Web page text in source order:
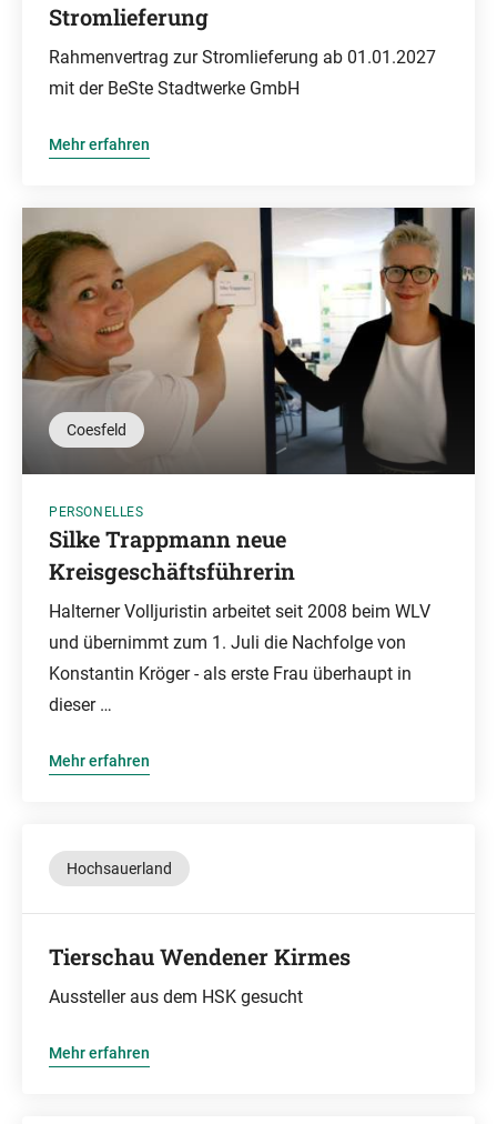
Stromlieferung
Rahmenvertrag zur Stromlieferung ab 01.01.2027
mit der BeSte Stadtwerke GmbH
Mehr erfahren
Coesfeld
PERSONELLES
Silke Trappmann neue
Kreisgeschäftsführerin
Halterner Volljuristin arbeitet seit 2008 beim WLV
und übernimmt zum 1. Juli die Nachfolge von
Konstantin Kröger - als erste Frau überhaupt in
dieser …
Mehr erfahren
Hochsauerland
Tierschau Wendener Kirmes
Aussteller aus dem HSK gesucht
Mehr erfahren